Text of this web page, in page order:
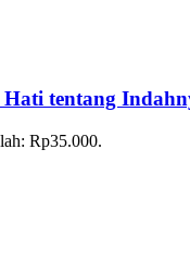
tentang
Rp35.000.